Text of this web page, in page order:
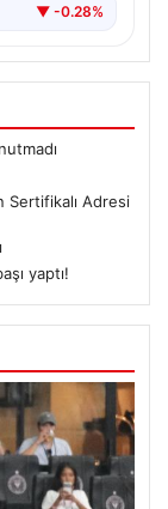
▼ -0.28%
Sertifikalı Adresi
yaptı!